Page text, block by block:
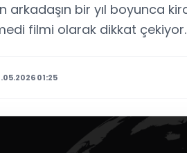
arkadaşın bir yıl boyunca
filmi olarak dikkat çekiyor.
01:25